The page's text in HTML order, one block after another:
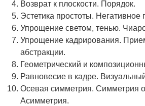
Возврат к плоскости. Порядок.
Эстетика простоты. Негативное
Упрощение светом, тенью.
Упрощение кадрирования.
абстракции.
Геометрический и
Равновесие в кадре.
Осевая симметрия. Симметрия
Асимметрия.